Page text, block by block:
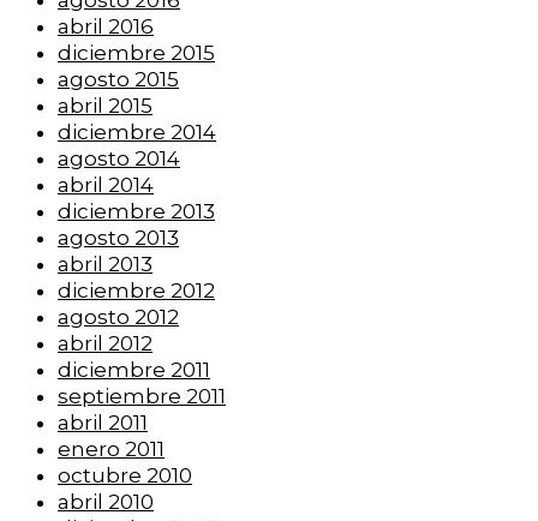
abril 2016
diciembre 2015
agosto 2015
abril 2015
diciembre 2014
agosto 2014
abril 2014
diciembre 2013
agosto 2013
abril 2013
diciembre 2012
agosto 2012
abril 2012
diciembre 2011
septiembre 2011
abril 2011
enero 2011
octubre 2010
abril 2010